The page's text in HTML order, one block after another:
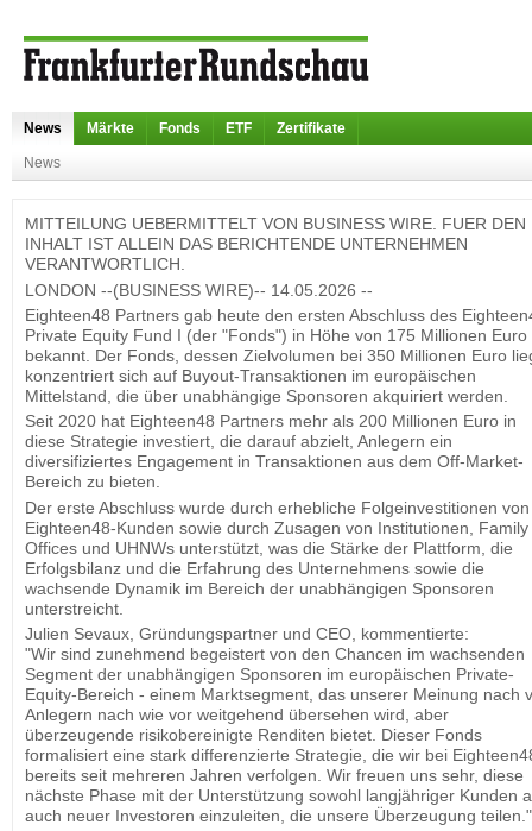
News Märkte Fonds ETF Zertifikate
News
MITTEILUNG UEBERMITTELT VON BUSINESS WIRE. FUER DEN
INHALT IST ALLEIN DAS BERICHTENDE UNTERNEHMEN
VERANTWORTLICH.
LONDON --(BUSINESS WIRE)-- 14.05.2026 --
Eighteen48 Partners gab heute den ersten Abschluss des
Private Equity Fund I (der "Fonds") in Höhe von 175 Millionen Euro
bekannt. Der Fonds, dessen Zielvolumen bei 350 Millionen Euro
konzentriert sich auf Buyout-Transaktionen im europäischen
Mittelstand, die über unabhängige Sponsoren akquiriert werden.
Seit 2020 hat Eighteen48 Partners mehr als 200 Millionen Euro in
diese Strategie investiert, die darauf abzielt, Anlegern ein
diversifiziertes Engagement in Transaktionen aus dem Off-Market-
Bereich zu bieten.
Der erste Abschluss wurde durch erhebliche Folgeinvestitionen von
Eighteen48-Kunden sowie durch Zusagen von Institutionen, Family
Offices und UHNWs unterstützt, was die Stärke der Plattform, die
Erfolgsbilanz und die Erfahrung des Unternehmens sowie die
wachsende Dynamik im Bereich der unabhängigen Sponsoren
unterstreicht.
Julien Sevaux, Gründungspartner und CEO, kommentierte:
"Wir sind zunehmend begeistert von den Chancen im wachsenden
Segment der unabhängigen Sponsoren im europäischen Private-
Equity-Bereich - einem Marktsegment, das unserer Meinung nach
Anlegern nach wie vor weitgehend übersehen wird, aber
überzeugende risikobereinigte Renditen bietet. Dieser Fonds
formalisiert eine stark differenzierte Strategie, die wir bei
bereits seit mehreren Jahren verfolgen. Wir freuen uns sehr, diese
nächste Phase mit der Unterstützung sowohl langjähriger Kunden
auch neuer Investoren einzuleiten, die unsere Überzeugung teilen."